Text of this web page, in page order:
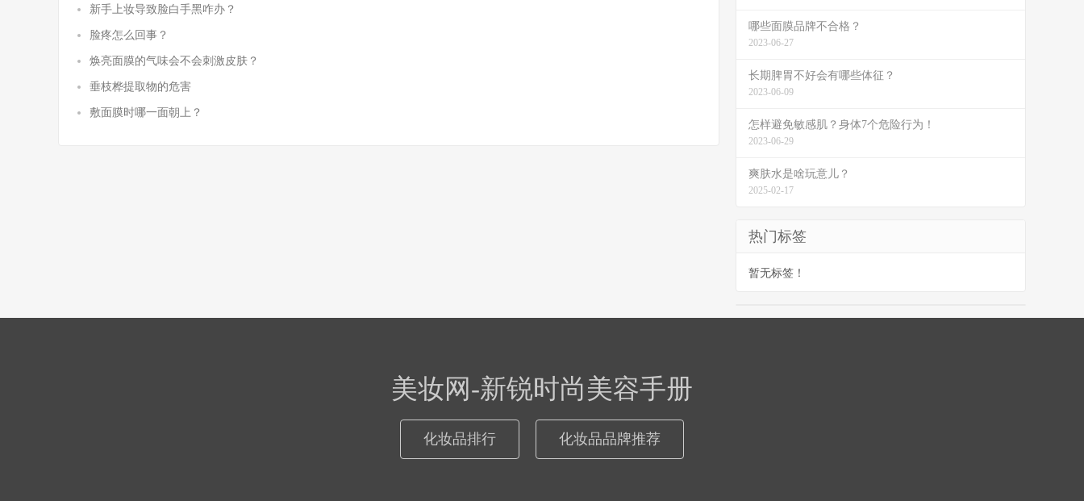
新手上妆导致脸白手黑咋办？
脸疼怎么回事？
焕亮面膜的气味会不会刺激皮肤？
垂枝桦提取物的危害
敷面膜时哪一面朝上？
哪些面膜品牌不合格？
2023-06-27
长期脾胃不好会有哪些体征？
2023-06-09
怎样避免敏感肌？身体7个危险行为！
2023-06-29
爽肤水是啥玩意儿？
2025-02-17
热门标签
暂无标签！
美妆网-新锐时尚美容手册
化妆品排行 化妆品品牌推荐